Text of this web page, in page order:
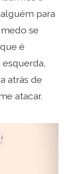
para
se
é
atrás de
atacar.